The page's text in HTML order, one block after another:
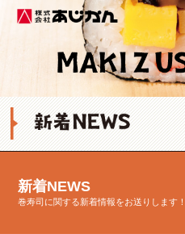
株式会
新着NEWS
巻寿司に関する新着情報をお送りします！